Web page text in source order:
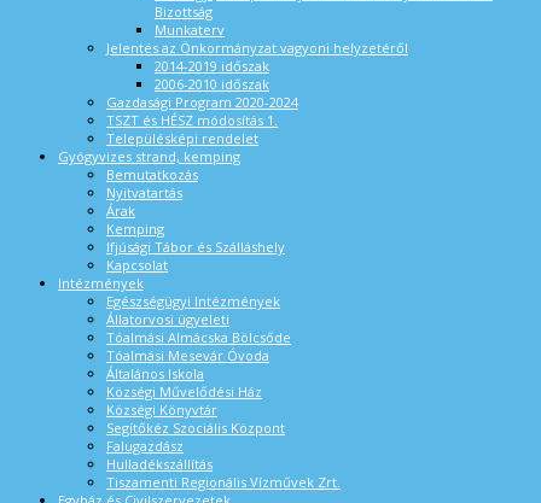
Bizottság
Munkaterv
Jelentés az Önkormányzat vagyoni helyzetéről
2014-2019 időszak
2006-2010 időszak
Gazdasági Program 2020-2024
TSZT és HÉSZ módosítás 1.
Településképi rendelet
Gyógyvizes strand, kemping
Bemutatkozás
Nyitvatartás
Árak
Kemping
Ifjúsági Tábor és Szálláshely
Kapcsolat
Intézmények
Egészségügyi Intézmények
Állatorvosi ügyeleti
Tóalmási Almácska Bölcsőde
Tóalmási Mesevár Óvoda
Általános Iskola
Községi Művelődési Ház
Községi Könyvtár
Segítőkéz Szociális Központ
Falugazdász
Hulladékszállítás
Tiszamenti Regionális Vízművek Zrt.